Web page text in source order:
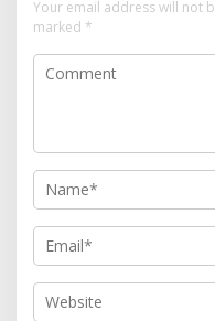
Your email address will not
marked *